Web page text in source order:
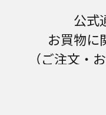
公式
お買物に
（ご注文・